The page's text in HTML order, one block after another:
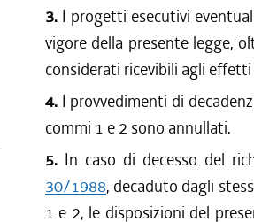
3. I progetti esecutivi
vigore della presente legge,
considerati ricevibili agli
4. I provvedimenti di
commi 1 e 2 sono annullati.
5. In caso di decesso del
30/1988, decaduto dagli
1 e 2, le disposizioni del